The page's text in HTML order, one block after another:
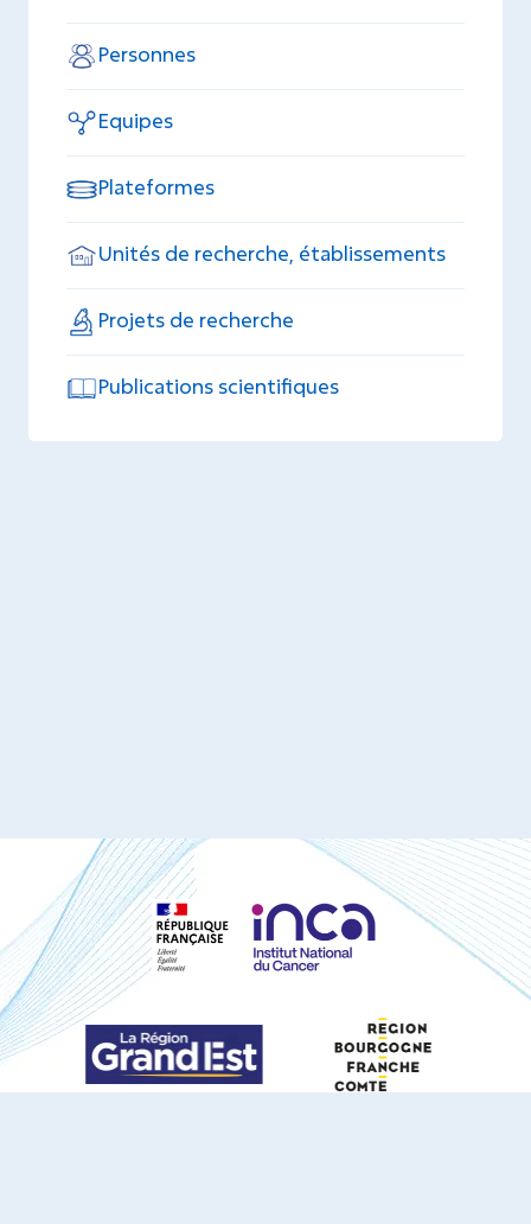
Personnes
Equipes
Plateformes
Unités de recherche, établissements
Projets de recherche
Publications scientifiques